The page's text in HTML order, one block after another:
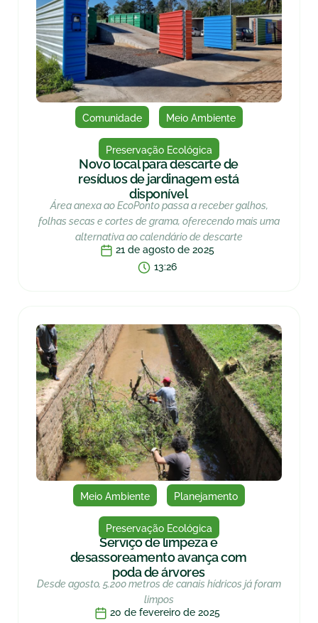
Comunidade Meio Ambiente
Preservação Ecológica
Novo local para descarte de
resíduos de jardinagem está
disponível
Área anexa ao EcoPonto passa a receber galhos,
folhas secas e cortes de grama, oferecendo mais uma
alternativa ao calendário de descarte
21 de agosto de 2025
13:26
Meio Ambiente Planejamento
Preservação Ecológica
Serviço de limpeza e
desassoreamento avança com
poda de árvores
Desde agosto, 5.200 metros de canais hídricos já foram
limpos
20 de fevereiro de 2025